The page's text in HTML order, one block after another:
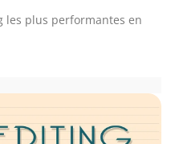
plus performantes en